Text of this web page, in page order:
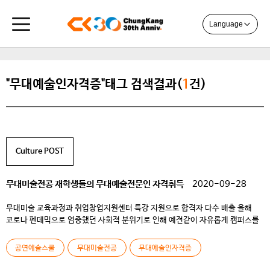
Language
"무대예술인자격증"태그 검색결과(1 건)
Culture POST
무대미술전공 재학생들의 무대예술전문인 자격취득 2020-09-28
무대미술 교육과정과 취업창업지원센터 특강 지원으로 합격자 다수 배출 올해
코로나 펜데믹으로 엄중했던 사회적 분위기로 인해 예전같이 자유롭게 캠퍼스를
채워졌습니다. 그러나 이러한 가운데에도 청강 공연예술스쿨에서는 눈부신
성과가 있었습니다. 바로 무대미술전공 재학생 9명이 무대예술전문인 자격시험
공연예술스쿨 무대미술전공 무대예술인자격증